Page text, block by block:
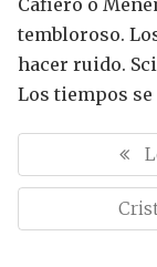
tembloroso.
hacer ruido.
Los tiempos
v
e
P
R
E
N
E